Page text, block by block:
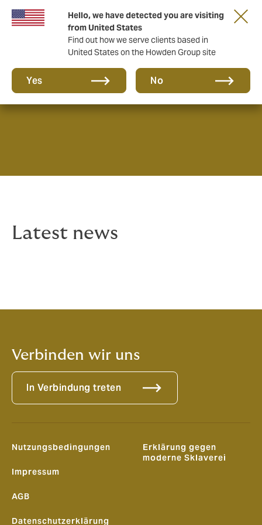
Hello, we have detected you are visiting
from United States
Find out how we serve clients based in
United States on the Howden Group site
Yes No
News & Insights
Latest news
Verbinden wir uns
In Verbindung treten
Nutzungsbedingungen
Impressum
AGB
Datenschutzerklärung
Erklärung gegen
moderne Sklaverei